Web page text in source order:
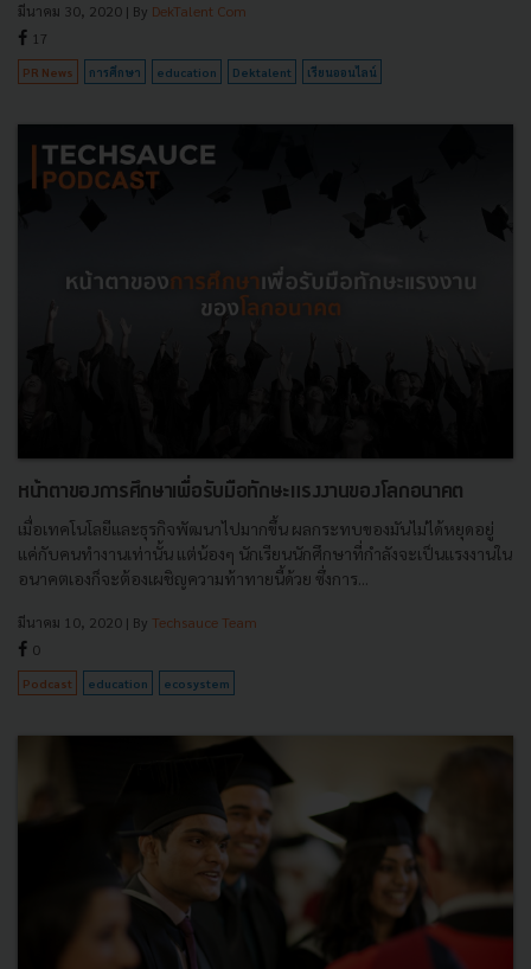
มีนาคม 30, 2020 | By DekTalent Com
17
PR News การศึกษา education Dektalent เรียนออนไลน์
หน้าตาของการศึกษาเพื่อรับมือทักษะแรงงานของโลกอนาคต
เมื่อเทคโนโลยีและธุรกิจพัฒนาไปมากขึ้น ผลกระทบของมันไม่ได้หยุดอยู่
แค่กับคนทำงานเท่านั้น แต่น้องๆ นักเรียนนักศึกษาที่กำลังจะเป็นแรงงานใน
อนาคตเองก็จะต้องเผชิญความท้าทายนี้ด้วย ซึ่งการ...
มีนาคม 10, 2020 | By Techsauce Team
0
Podcast education ecosystem